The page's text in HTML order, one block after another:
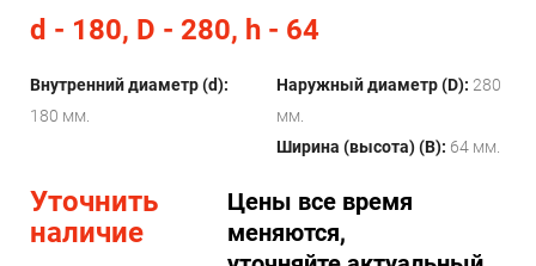
d - 180, D - 280, h - 64
Внутренний диаметр (d):
180 мм.
Наружный диаметр (D): 280
мм.
Ширина (высота) (B): 64 мм.
Уточнить
наличие
Цены все время
меняются,